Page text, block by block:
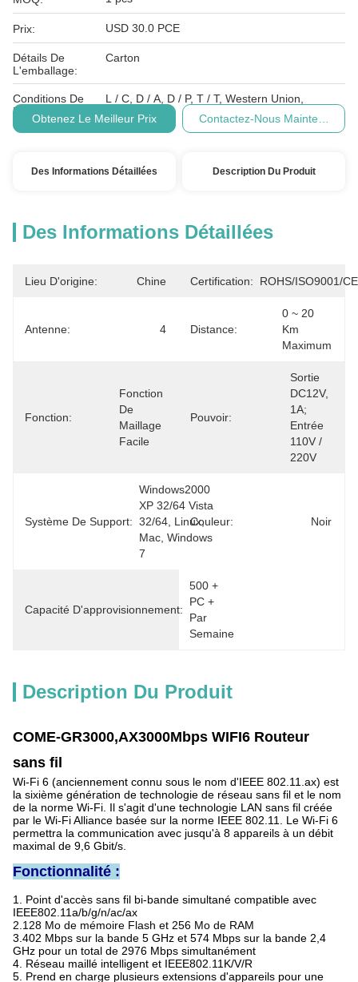
Prix: USD 30.0 PCE
Détails De
L'emballage:
Carton
Conditions De
Paiement:
L / C, D / A, D / P, T / T, Western Union,
Obtenez Le Meilleur Prix
Contactez-Nous Maintenant
Des Informations Détaillées Description Du Produit
Des Informations Détaillées
Lieu D'origine: Chine Certification: ROHS/ISO9001/CE
Antenne: 4 Distance:
0 ~ 20
Km
Maximum
Fonction:
Fonction
De
Maillage
Facile
Pouvoir:
Sortie
DC12V,
1A;
Entrée
110V /
220V
Système De Support:
Windows2000
XP 32/64 Vista
32/64, Linux,
Mac, Windows
7
Couleur: Noir
Capacité D'approvisionnement:
500 +
PC +
Par
Semaine
Description Du Produit
COME-GR3000,AX3000Mbps WIFI6 Routeur
sans fil
Wi-Fi 6 (anciennement connu sous le nom d'IEEE 802.11.ax) est
la sixième génération de technologie de réseau sans fil et le nom
de la norme Wi-Fi. Il s'agit d'une technologie LAN sans fil créée
par le Wi-Fi Alliance basée sur la norme IEEE 802.11. Le Wi-Fi 6
permettra la communication avec jusqu'à 8 appareils à un débit
maximal de 9,6 Gbit/s.
Fonctionnalité :
1. Point d'accès sans fil bi-bande simultané compatible avec
IEEE802.11a/b/g/n/ac/ax
2.128 Mo de mémoire Flash et 256 Mo de RAM
3.402 Mbps sur la bande 5 GHz et 574 Mbps sur la bande 2,4
GHz pour un total de 2976 Mbps simultanément
4. Réseau maillé intelligent et IEEE802.11K/V/R
5. Prend en charge plusieurs extensions d'appareils pour une